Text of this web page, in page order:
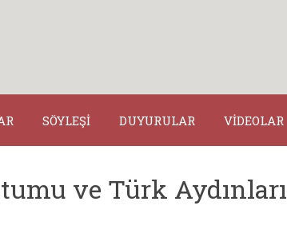
SÖYLEŞİ DUYURULAR VİDEOLAR
ve Türk Aydınları